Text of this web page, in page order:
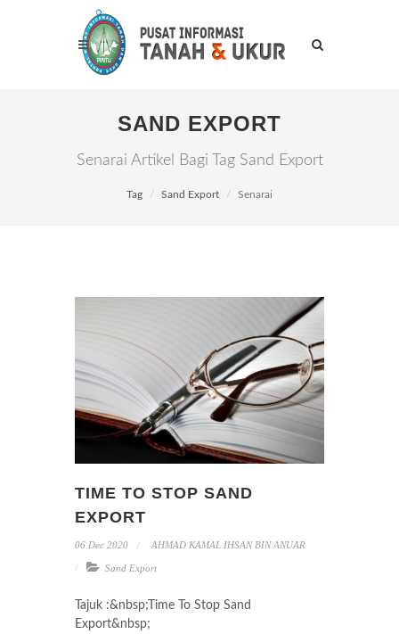
SAND EXPORT
Senarai Artikel Bagi Tag Sand Export
Tag Sand Export Senarai
TIME TO STOP SAND
EXPORT
06 Dec 2020 AHMAD KAMAL IHSAN BIN ANUAR
Sand Export
Tajuk :&nbsp;Time To Stop Sand
Export&nbsp;